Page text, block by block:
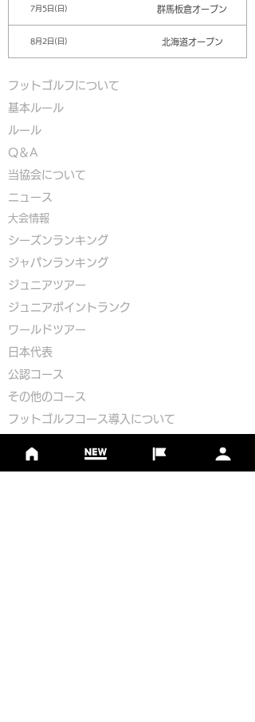
7月5日(日) 群馬板倉オープン
8月2日(日) 北海道オープン
フットゴルフについて
基本ルール
ルール
Q＆A
​当協会について
​ニュース
大会情報
シーズンランキング
ジャパンランキング
ジュニアツアー
ジュニアポイントランク
​ワールドツアー
​​日本代表
公認コース
​その他のコース
​ フットゴルフコース導入について
選手登録​